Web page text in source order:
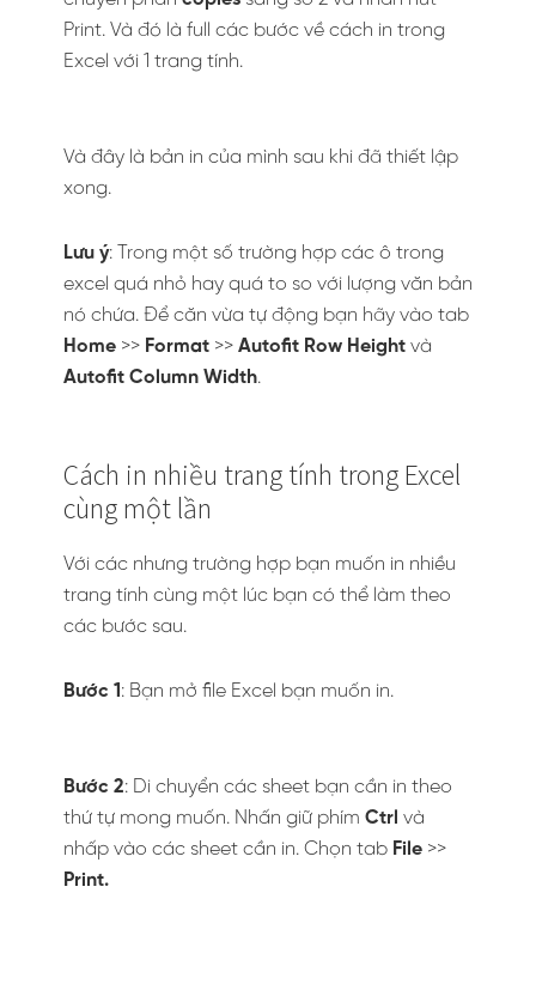
Print. Và đó là full các bước về cách in trong
Excel với 1 trang tính.
Và đây là bản in của mình sau khi đã thiết lập
xong.
Lưu ý: Trong một số trường hợp các ô trong
excel quá nhỏ hay quá to so với lượng văn bản
nó chứa. Để căn vừa tự động bạn hãy vào tab
Home >> Format >> Autofit Row Height và
Autofit Column Width.
Cách in nhiều trang tính trong Excel
cùng một lần
Với các nhưng trường hợp bạn muốn in nhiều
trang tính cùng một lúc bạn có thể làm theo
các bước sau.
Bước 1 : Bạn mở file Excel bạn muốn in.
Bước 2: Di chuyển các sheet bạn cần in theo
thứ tự mong muốn. Nhấn giữ phím Ctrl và
nhấp vào các sheet cần in. Chọn tab File >>
Print.